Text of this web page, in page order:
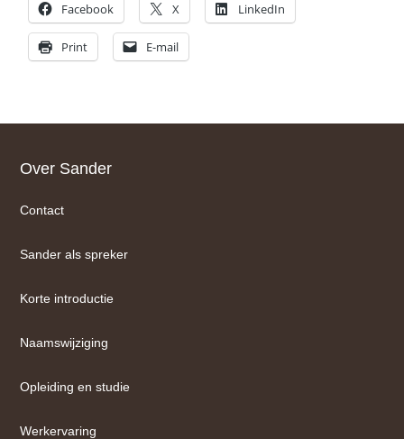
Facebook X LinkedIn
Print E-mail
Footer
Over Sander
Contact
Sander als spreker
Korte introductie
Naamswijziging
Opleiding en studie
Werkervaring